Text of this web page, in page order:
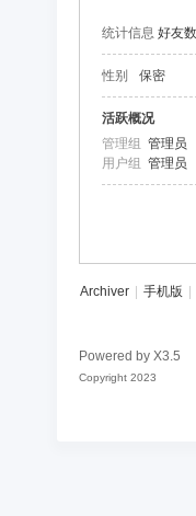
统计信息 好友
性别 保密
活跃概况
管理组 管理员
用户组 管理员
Archiver 手机版
Powered by X3.5
Copyright 2023